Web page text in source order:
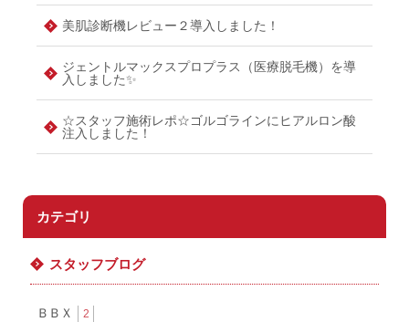
美肌診断機レビュー２導入しました！
ジェントルマックスプロプラス（医療脱毛機）を導
入しました✨
☆スタッフ施術レポ☆ゴルゴラインにヒアルロン酸
注入しました！
カテゴリ
スタッフブログ
ＢＢＸ 2